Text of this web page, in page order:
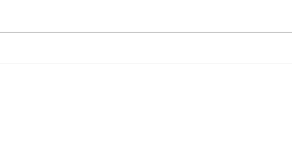
otóż .........dlaczego!